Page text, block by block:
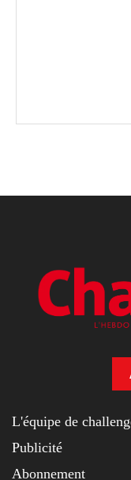
L'équipe de
Publicité
Abonnement